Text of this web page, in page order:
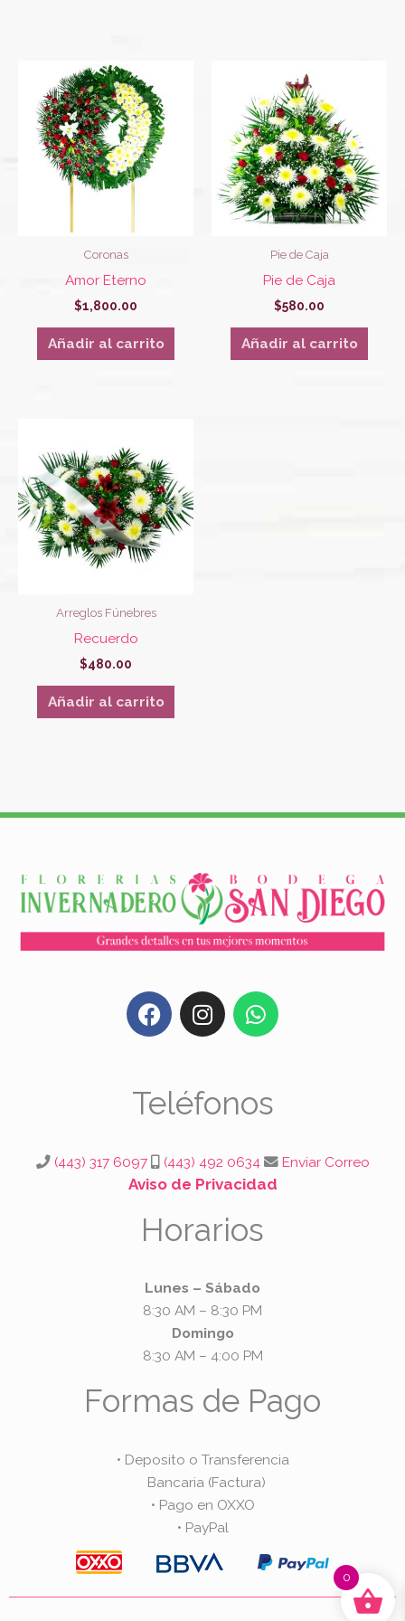
Coronas
Amor Eterno
$1,800.00
Añadir al carrito
Pie de Caja
Pie de Caja
$580.00
Añadir al carrito
Arreglos Fúnebres
Recuerdo
$480.00
Añadir al carrito
F
a
b
o
k
I
n
a
g
a
m
W
h
s
a
p
Teléfonos
(443) 317 6097 (443) 492 0634 Enviar Correo
Aviso de Privacidad
Horarios
Lunes – Sábado
8:30 AM – 8:30 PM
Domingo
8:30 AM – 4:00 PM
Formas de Pago
• Deposito o Transferencia
Bancaria (Factura)
• Pago en OXXO
• PayPal
0